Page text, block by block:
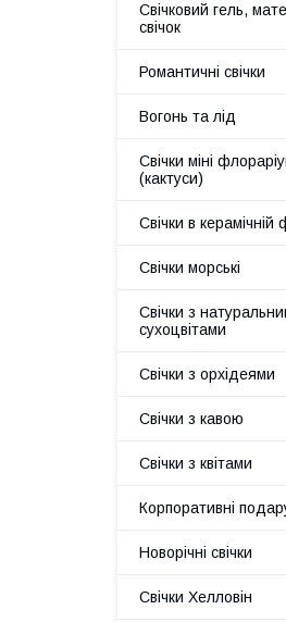
Свічковий гель,
свічок
Романтичні свічки
Вогонь та лід
Свічки міні
(кактуси)
Свічки в керамічній
Свічки морські
Свічки з
сухоцвітами
Свічки з орхідеями
Свічки з кавою
Свічки з квітами
Корпоративні
Новорічні свічки
Свічки Хелловін